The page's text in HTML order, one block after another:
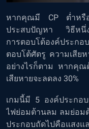
หากคุณมี CP ต่ำหรื
ประสบปัญหา วิธีหนึ่ง
การตอบโต้องค์ประ
ตอบโต้ศัตรู ความเสีย
อย่างไรก็ตาม หากคุ
เสียหายจะลดลง 30%
เกมนี้มี 5 องค์ประกอ
ไฟย่อมต้านลม ลมย่อม
ประกอบถัดไปคือแสง